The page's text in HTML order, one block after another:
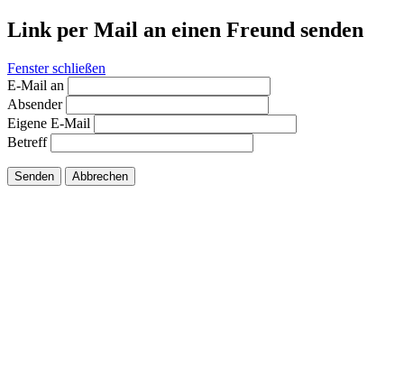
Link per Mail an einen Freund senden
Fenster schließen
E-Mail an
Absender
Eigene E-Mail
Betreff
Senden Abbrechen